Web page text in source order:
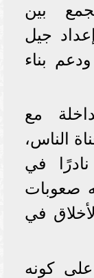
بين
جيل
بناء
مع
الناس،
في
صعوبات
في
كونه